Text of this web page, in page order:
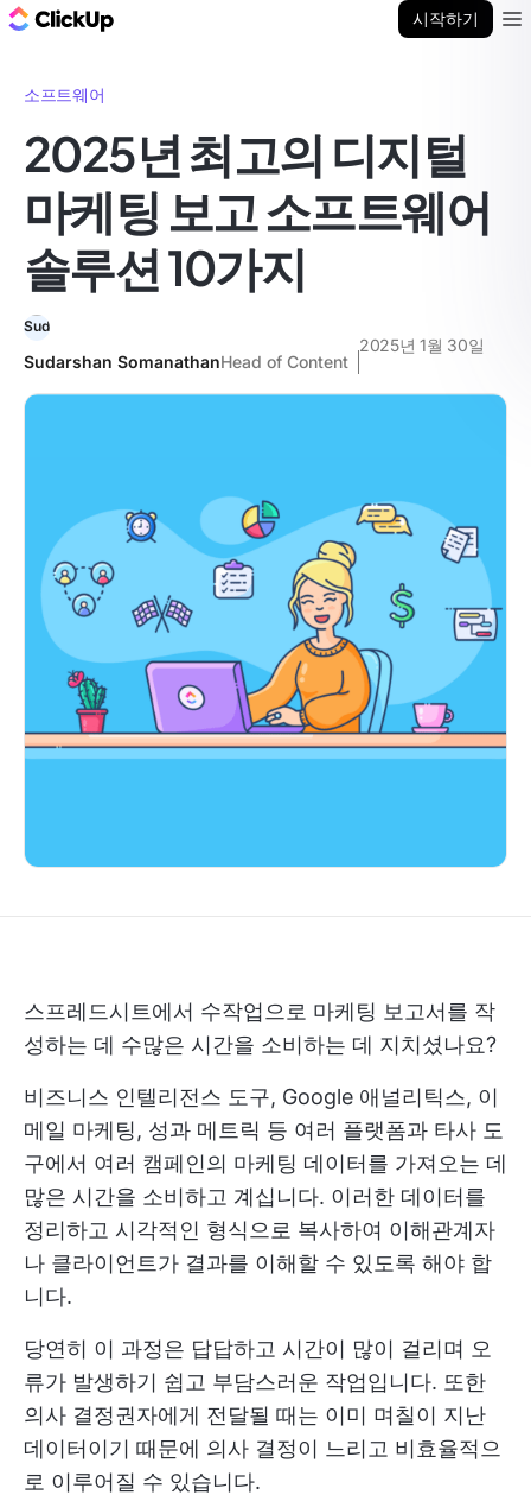
시작하기
소프트웨어
2025년 최고의 디지털
마케팅 보고 소프트웨어
솔루션 10가지
Sudarshan SomanathanHead of Content
2025년 1월 30일
스프레드시트에서 수작업으로 마케팅 보고서를 작
성하는 데 수많은 시간을 소비하는 데 지치셨나요?
비즈니스 인텔리전스 도구, Google 애널리틱스, 이
메일 마케팅, 성과 메트릭 등 여러 플랫폼과 타사 도
구에서 여러 캠페인의 마케팅 데이터를 가져오는 데
많은 시간을 소비하고 계십니다. 이러한 데이터를
정리하고 시각적인 형식으로 복사하여 이해관계자
나 클라이언트가 결과를 이해할 수 있도록 해야 합
니다.
당연히 이 과정은 답답하고 시간이 많이 걸리며 오
류가 발생하기 쉽고 부담스러운 작업입니다. 또한
의사 결정권자에게 전달될 때는 이미 며칠이 지난
데이터이기 때문에 의사 결정이 느리고 비효율적으
로 이루어질 수 있습니다.